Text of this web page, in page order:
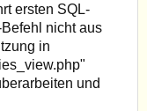
ersten SQL-
nicht aus
in
und